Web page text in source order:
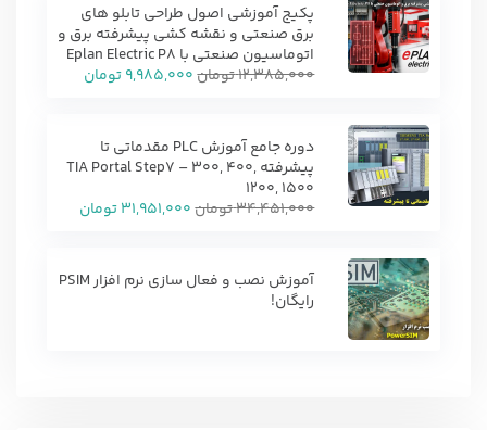
پکیج آموزشی اصول طراحی تابلو های
برق صنعتی و نقشه کشی پیشرفته برق و
اتوماسیون صنعتی با Eplan Electric P8
12,385,000تومان9,985,000تومان
دوره جامع آموزش PLC مقدماتی تا
پیشرفته TIA Portal Step7 – 300, 400,
1200, 1500
34,451,000تومان31,951,000تومان
آموزش نصب و فعال سازی نرم افزار PSIM
رایگان!